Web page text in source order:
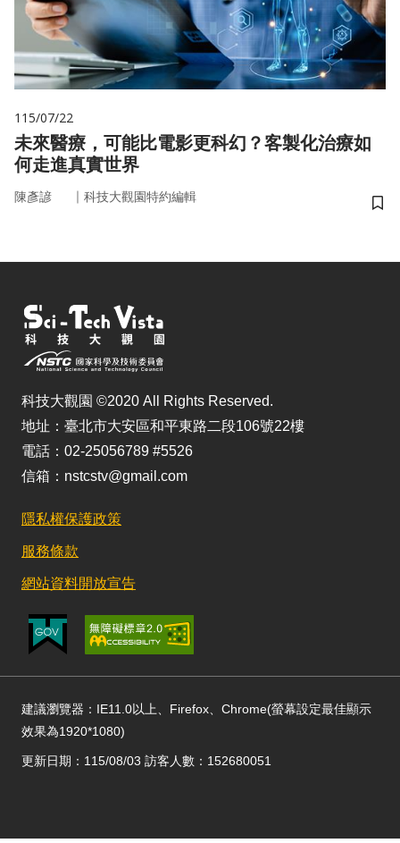
115/07/22
未來醫療，可能比電影更科幻？客製化治療如
何走進真實世界
陳彥諺 ｜ 科技大觀園特約編輯
儲
科技大觀園 ©2020 All Rights Reserved.
地址：臺北市大安區和平東路二段106號22樓
電話：02-25056789 #5526
信箱：nstcstv@gmail.com
隱私權保護政策
服務條款
網站資料開放宣告
建議瀏覽器：IE11.0以上、Firefox、Chrome(螢幕設定最佳顯示
效果為1920*1080)
更新日期：115/08/03 訪客人數：152680051